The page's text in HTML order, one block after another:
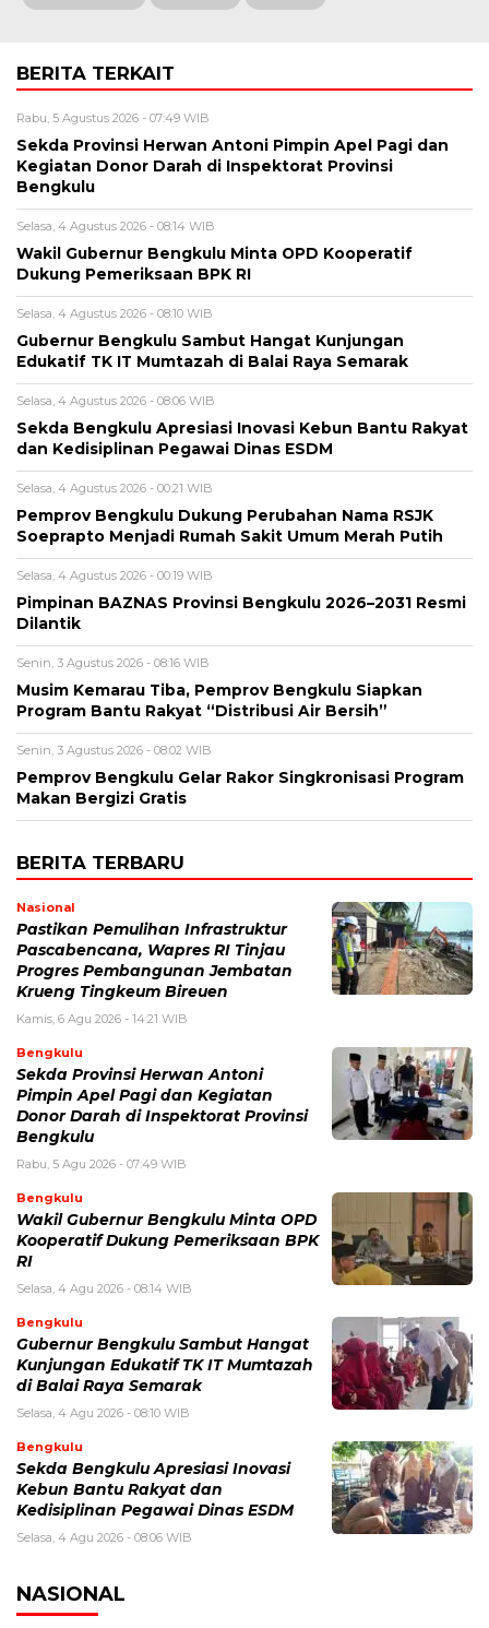
BERITA TERKAIT
Rabu, 5 Agustus 2026 - 07:49 WIB
Sekda Provinsi Herwan Antoni Pimpin Apel Pagi dan
Kegiatan Donor Darah di Inspektorat Provinsi
Bengkulu
Selasa, 4 Agustus 2026 - 08:14 WIB
Wakil Gubernur Bengkulu Minta OPD Kooperatif
Dukung Pemeriksaan BPK RI
Selasa, 4 Agustus 2026 - 08:10 WIB
Gubernur Bengkulu Sambut Hangat Kunjungan
Edukatif TK IT Mumtazah di Balai Raya Semarak
Selasa, 4 Agustus 2026 - 08:06 WIB
Sekda Bengkulu Apresiasi Inovasi Kebun Bantu Rakyat
dan Kedisiplinan Pegawai Dinas ESDM
Selasa, 4 Agustus 2026 - 00:21 WIB
Pemprov Bengkulu Dukung Perubahan Nama RSJK
Soeprapto Menjadi Rumah Sakit Umum Merah Putih
Selasa, 4 Agustus 2026 - 00:19 WIB
Pimpinan BAZNAS Provinsi Bengkulu 2026–2031 Resmi
Dilantik
Senin, 3 Agustus 2026 - 08:16 WIB
Musim Kemarau Tiba, Pemprov Bengkulu Siapkan
Program Bantu Rakyat “Distribusi Air Bersih”
Senin, 3 Agustus 2026 - 08:02 WIB
Pemprov Bengkulu Gelar Rakor Singkronisasi Program
Makan Bergizi Gratis
BERITA TERBARU
Nasional
Pastikan Pemulihan Infrastruktur
Pascabencana, Wapres RI Tinjau
Progres Pembangunan Jembatan
Krueng Tingkeum Bireuen
Kamis, 6 Agu 2026 - 14:21 WIB
Bengkulu
Sekda Provinsi Herwan Antoni
Pimpin Apel Pagi dan Kegiatan
Donor Darah di Inspektorat Provinsi
Bengkulu
Rabu, 5 Agu 2026 - 07:49 WIB
Bengkulu
Wakil Gubernur Bengkulu Minta OPD
Kooperatif Dukung Pemeriksaan BPK
RI
Selasa, 4 Agu 2026 - 08:14 WIB
Bengkulu
Gubernur Bengkulu Sambut Hangat
Kunjungan Edukatif TK IT Mumtazah
di Balai Raya Semarak
Selasa, 4 Agu 2026 - 08:10 WIB
Bengkulu
Sekda Bengkulu Apresiasi Inovasi
Kebun Bantu Rakyat dan
Kedisiplinan Pegawai Dinas ESDM
Selasa, 4 Agu 2026 - 08:06 WIB
NASIONAL